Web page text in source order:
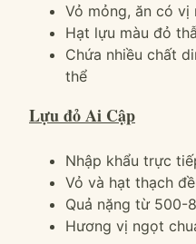
Vỏ mỏng, ăn có vị
Hạt lựu màu đỏ
Chứa nhiều chất
thể
Lựu đỏ Ai Cập
Nhập khẩu trực
Vỏ và hạt thạch
Quả nặng từ 500-
Hương vị ngọt